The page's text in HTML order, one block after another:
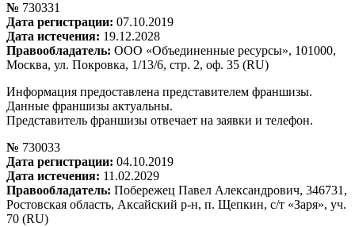
№ 730331
Дата регистрации: 07.10.2019
Дата истечения: 19.12.2028
Правообладатель: ООО «Объединенные ресурсы», 101000,
Москва, ул. Покровка, 1/13/6, стр. 2, оф. 35 (RU)
Информация предоставлена представителем франшизы.
Данные франшизы актуальны.
Представитель франшизы отвечает на заявки и телефон.
№ 730033
Дата регистрации: 04.10.2019
Дата истечения: 11.02.2029
Правообладатель: Побережец Павел Александрович, 346731,
Ростовская область, Аксайский р-н, п. Щепкин, с/т «Заря», уч.
70 (RU)